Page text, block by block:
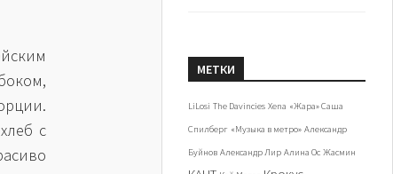
с
МЕТКИ
LiLosi The Davincies Xena «Жара» Саша
Спилберг «Музыка в метро» Александр
Буйнов Александр Лир Алина Ос Жасмин